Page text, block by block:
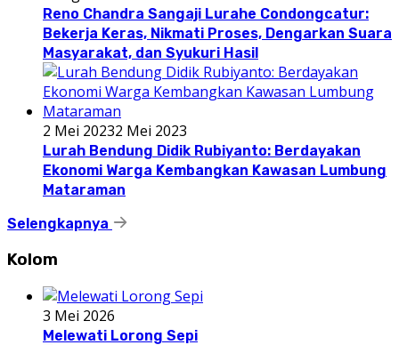
Reno Chandra Sangaji Lurahe Condongcatur:
Bekerja Keras, Nikmati Proses, Dengarkan Suara
Masyarakat, dan Syukuri Hasil
2 Mei 20232 Mei 2023
Lurah Bendung Didik Rubiyanto: Berdayakan
Ekonomi Warga Kembangkan Kawasan Lumbung
Mataraman
Selengkapnya
Kolom
3 Mei 2026
Melewati Lorong Sepi